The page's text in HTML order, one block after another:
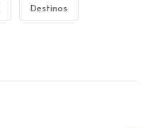
Destinos